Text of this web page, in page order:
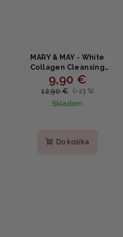
MARY & MAY - White
Collagen Cleansing
Foam - Jemná
kolagénová čistiaca
pena - 150ml
9,90 €
12,90 € (–23 %)
Skladom
produktu
Do košíka